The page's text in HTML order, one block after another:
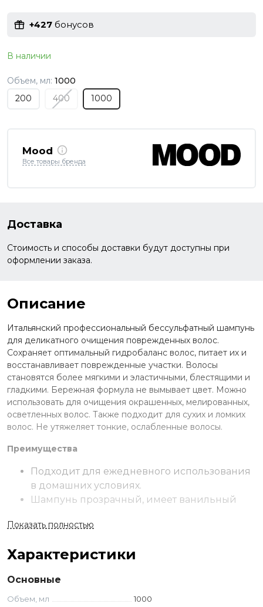
+427 бонусов
В наличии
Объем, мл: 1000
200
400 1000
Mood
Все товары бренда
Доставка
Стоимость и способы доставки будут доступны при
оформлении заказа.
Описание
Итальянский профессиональный бессульфатный шампунь
для деликатного очищения поврежденных волос.
Сохраняет оптимальный гидробаланс волос, питает их и
восстанавливает поврежденные участки. Волосы
становятся более мягкими и эластичными, блестящими и
гладкими. Бережная формула не вымывает цвет. Можно
использовать для очищения окрашенных, мелированных,
осветленных волос. Также подходит для сухих и ломких
волос. Не утяжеляет тонкие, ослабленные волосы.
Преимущества
Подходит для ежедневного использования
в домашних условиях.
Шампунь прозрачный, имеет ванильный
Большой объем для всей семьи.
Применение
Нанесите шампунь на мокрые волосы. Вспеньте
массирующими движениями в течение 1-2 минут. Смойте
Показать полностью
Характеристики
Основные
Объем, мл
1000